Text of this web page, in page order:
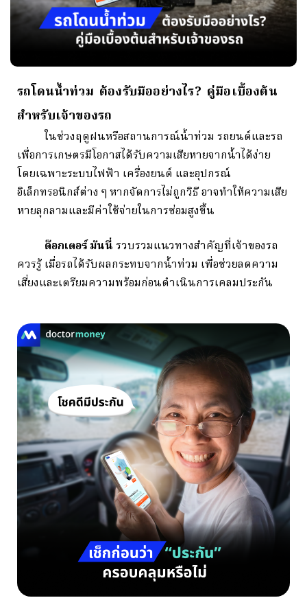
รถโดนน้ำท่วม ต้องรับมืออย่างไร? คู่มือเบื้องต้น
สำหรับเจ้าของรถ
ในช่วงฤดูฝนหรือสถานการณ์น้ำท่วม รถยนต์และรถ
เพื่อการเกษตรมีโอกาสได้รับความเสียหายจากน้ำได้ง่าย
โดยเฉพาะระบบไฟฟ้า เครื่องยนต์ และอุปกรณ์
อิเล็กทรอนิกส์ต่าง ๆ หากจัดการไม่ถูกวิธี อาจทำให้ความเสีย
หายลุกลามและมีค่าใช้จ่ายในการซ่อมสูงขึ้น
ด๊อกเตอร์ มันนี่รวบรวมแนวทางสำคัญที่เจ้าของรถ
ควรรู้ เมื่อรถได้รับผลกระทบจากน้ำท่วม เพื่อช่วยลดความ
เสี่ยงและเตรียมความพร้อมก่อนดำเนินการเคลมประกัน